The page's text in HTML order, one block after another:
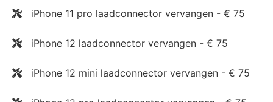
iPhone 11 pro laadconnector vervangen - € 75
iPhone 12 laadconnector vervangen - € 75
iPhone 12 mini laadconnector vervangen - € 75